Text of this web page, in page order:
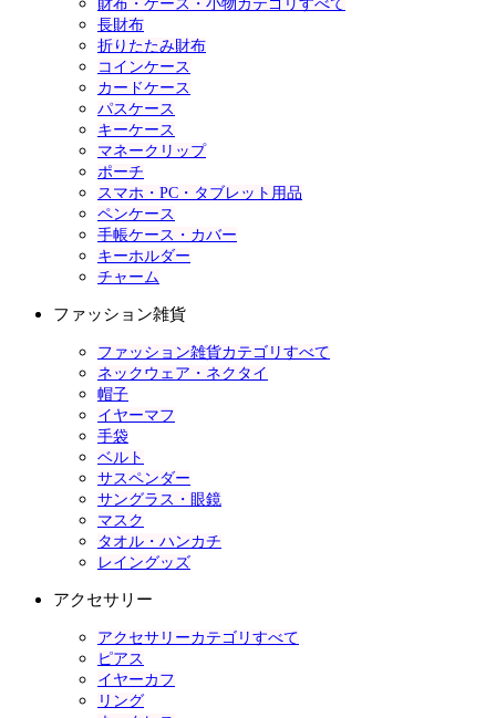
財布・ケース・小物カテゴリすべて
長財布
折りたたみ財布
コインケース
カードケース
パスケース
キーケース
マネークリップ
ポーチ
スマホ・PC・タブレット用品
ペンケース
手帳ケース・カバー
キーホルダー
チャーム
ファッション雑貨
ファッション雑貨カテゴリすべて
ネックウェア・ネクタイ
帽子
イヤーマフ
手袋
ベルト
サスペンダー
サングラス・眼鏡
マスク
タオル・ハンカチ
レイングッズ
アクセサリー
アクセサリーカテゴリすべて
ピアス
イヤーカフ
リング